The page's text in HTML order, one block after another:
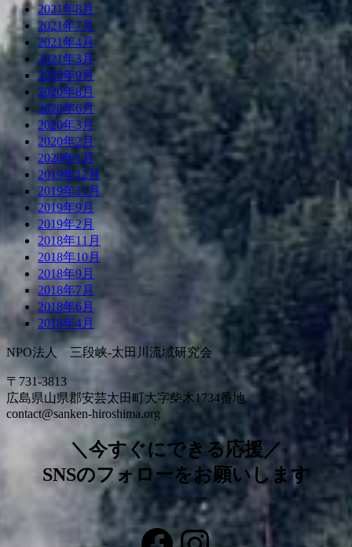
2021年8月
2021年7月
2021年4月
2021年3月
2020年9月
2020年8月
2020年6月
2020年3月
2020年2月
2020年1月
2019年12月
2019年11月
2019年9月
2019年2月
2018年11月
2018年10月
2018年9月
2018年7月
2018年6月
2018年4月
NPO法人 三段峡-太田川流域研究会
〒731-3813
広島県山県郡安芸太田町大字柴木1734番地
contact@sanken-hiroshima.org
＼今すぐにできる応援／
SNSのフォローをお願いします